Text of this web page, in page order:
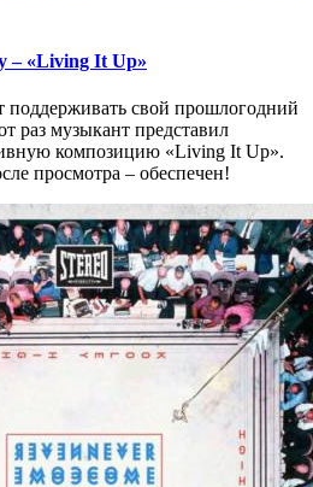
– «Living It Up»
поддерживать свой прошлогодний
раз музыкант представил
композицию «Living It Up».
просмотра – обеспечен!